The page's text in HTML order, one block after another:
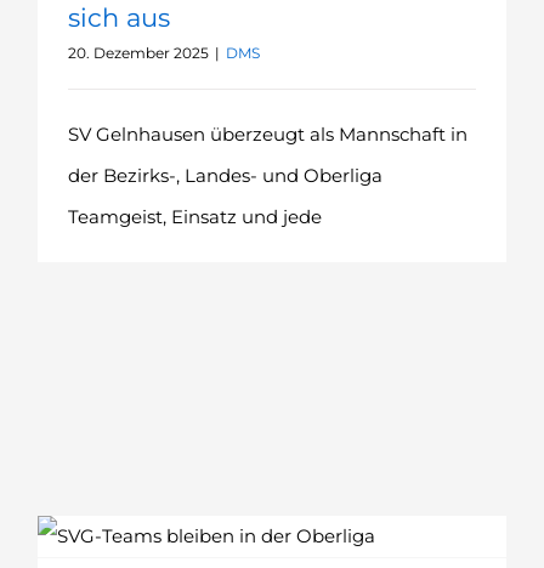
sich aus
20. Dezember 2025 | DMS
SV Gelnhausen überzeugt als Mannschaft in
der Bezirks-, Landes- und Oberliga
Teamgeist, Einsatz und jede